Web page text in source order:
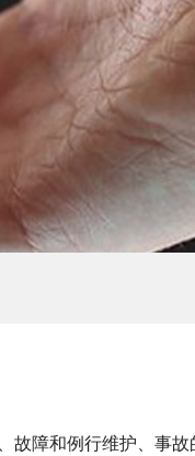
故障和例行维护、事